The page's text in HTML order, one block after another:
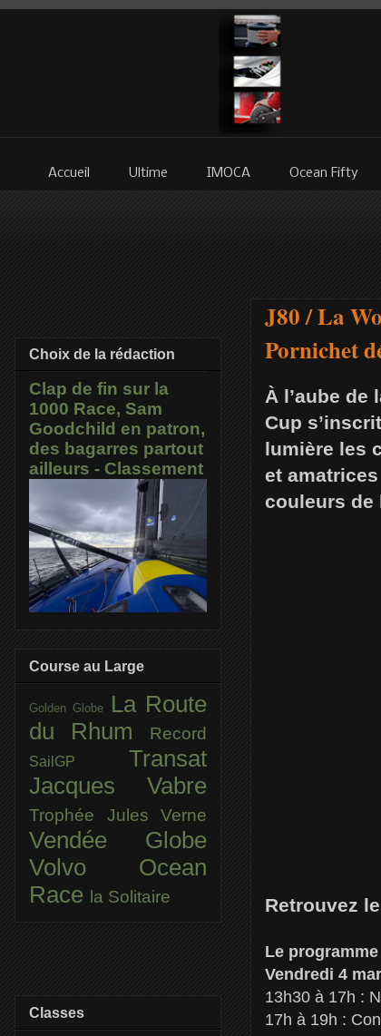
Accueil Ultime IMOCA Ocean Fifty
J80 / La
Pornichet
À l’aube de
Cup
lumière les
et
couleurs de
Retrouvez
Le programme
Vendredi 4
13h30 à 17h :
17h à 19h :
Choix de la rédaction
Clap de fin sur la
1000 Race, Sam
Goodchild en patron,
des bagarres partout
ailleurs - Classement
Course au Large
Golden Globe
La Route
du Rhum
Record
SailGP Transat
Jacques Vabre
Trophée Jules Verne
Vendée Globe
Volvo Ocean
Race la Solitaire
Classes